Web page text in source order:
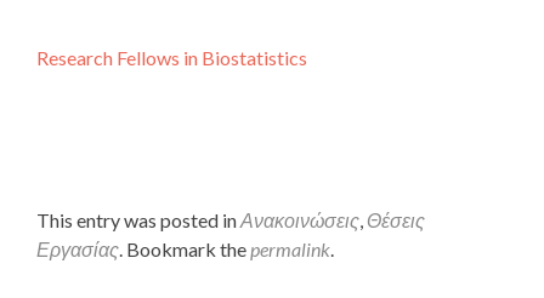
Research Fellows in Biostatistics
This entry was posted inΑνακοινώσεις, Θέσεις
Εργασίας. Bookmark thepermalink.